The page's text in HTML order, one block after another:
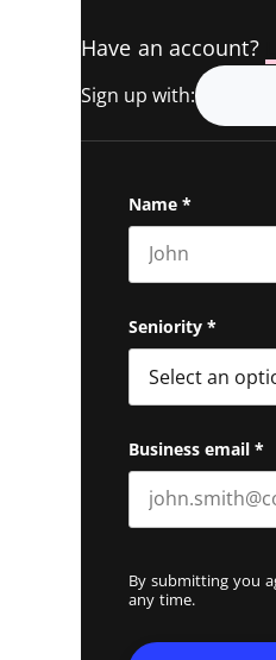
Have an account?
Sign up with:
Name *
Seniority *
Business email *
By submitting you
any time.